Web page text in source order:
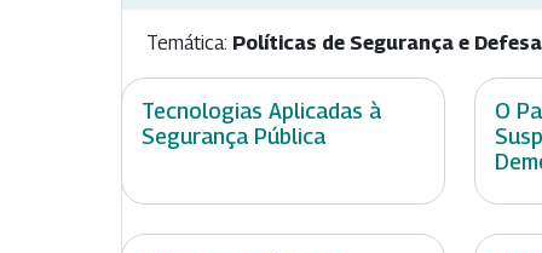
Temática: Políticas de Segurança e Defesa
Tecnologias Aplicadas à
Segurança Pública
O